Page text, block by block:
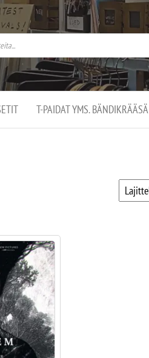
T-PAIDAT YMS. BÄNDIKRÄÄSÄ